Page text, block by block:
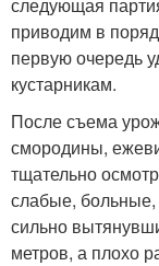
приводим в
первую очередь
кустарникам.
После съема
смородины,
тщательно
слабые, больные,
сильно
метров, а плохо